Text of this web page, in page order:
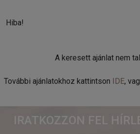
Hiba!
A keresett ajánlat nem
További ajánlatokhoz kattintson IDE,
IRATKOZZON FEL